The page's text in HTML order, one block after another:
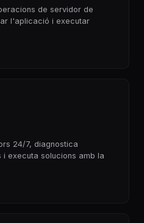
de servidor de
l'aplicació i executar
24/7, diagnostica
i executa solucions amb la